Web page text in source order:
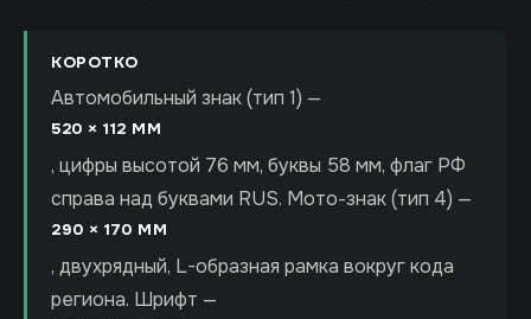
КОРОТКО
Автомобильный знак (тип 1) —
520 × 112 ММ
, цифры высотой 76 мм, буквы 58 мм, флаг РФ
справа над буквами RUS. Мото-знак (тип 4) —
290 × 170 ММ
, двухрядный, L-образная рамка вокруг кода
региона. Шрифт —